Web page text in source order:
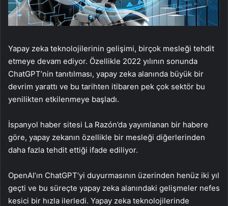
Yapay zeka teknolojilerinin gelişimi, birçok mesleği tehdit
etmeye devam ediyor. Özellikle 2022 yılının sonunda
ChatGPT’nin tanıtılması, yapay zeka alanında büyük bir
devrim yarattı ve bu tarihten itibaren pek çok sektör bu
yenilikten etkilenmeye başladı.
İspanyol haber sitesi La Razón’da yayımlanan bir habere
göre, yapay zekanın özellikle bir mesleği diğerlerinden
daha fazla tehdit ettiği ifade ediliyor.
OpenAI’ın ChatGPT’yi duyurmasının üzerinden henüz iki yıl
geçti ve bu süreçte yapay zeka alanındaki gelişmeler nefes
kesici bir hızla ilerledi. Yapay zeka teknolojilerinde